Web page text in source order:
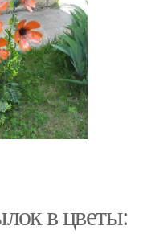
в цветы: